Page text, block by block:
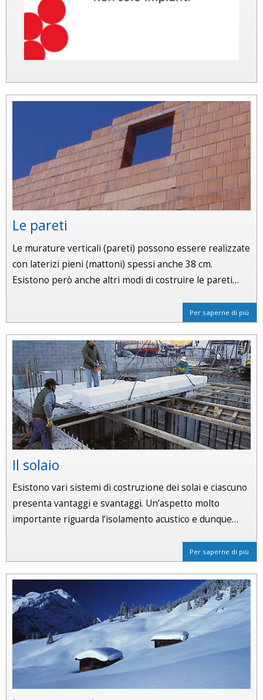
Le pareti
Le murature verticali (pareti) possono essere realizzate
con laterizi pieni (mattoni) spessi anche 38 cm.
Esistono però anche altri modi di costruire le pareti…
Per saperne di più
Il solaio
Esistono vari sistemi di costruzione dei solai e ciascuno
presenta vantaggi e svantaggi. Un’aspetto molto
importante riguarda l’isolamento acustico e dunque…
Per saperne di più